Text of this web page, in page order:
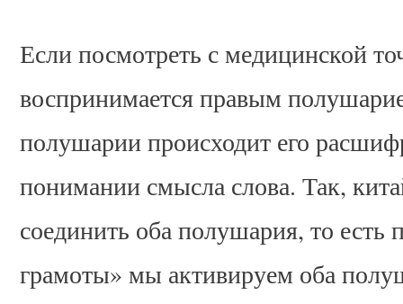
Если посмотреть с медицинской
воспринимается правым
полушарии происходит его
понимании смысла слова. Так,
соединить оба полушария, то есть
грамоты» мы активируем оба